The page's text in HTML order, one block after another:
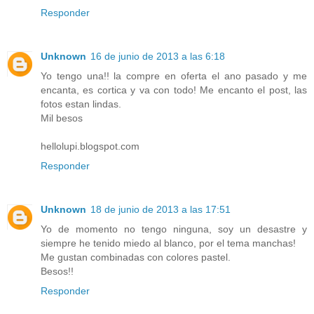
Responder
Unknown 16 de junio de 2013 a las 6:18
Yo tengo una!! la compre en oferta el ano pasado y me
encanta, es cortica y va con todo! Me encanto el post, las
fotos estan lindas.
Mil besos
hellolupi.blogspot.com
Responder
Unknown 18 de junio de 2013 a las 17:51
Yo de momento no tengo ninguna, soy un desastre y
siempre he tenido miedo al blanco, por el tema manchas!
Me gustan combinadas con colores pastel.
Besos!!
Responder